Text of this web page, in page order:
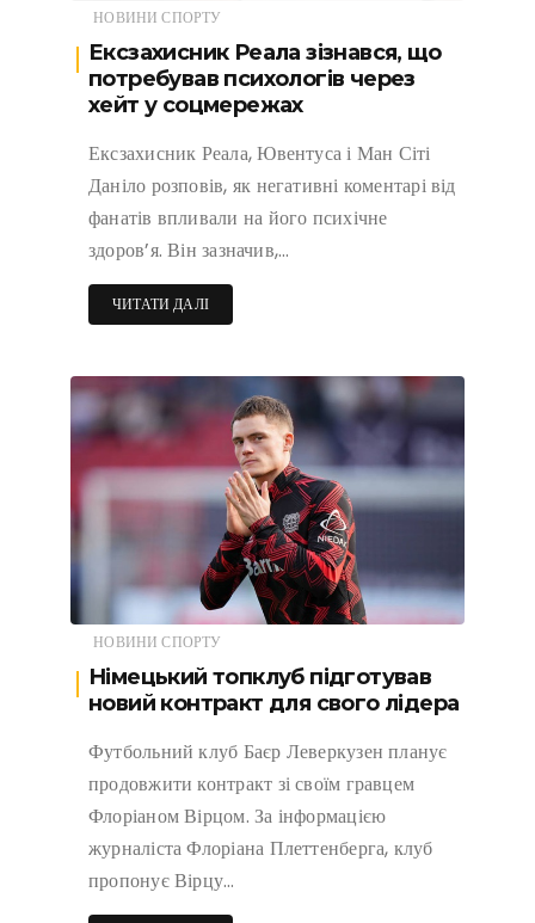
НОВИНИ СПОРТУ
Ексзахисник Реала зізнався, що
потребував психологів через
хейт у соцмережах
Ексзахисник Реала, Ювентуса і Ман Сіті
Даніло розповів, як негативні коментарі від
фанатів впливали на його психічне
здоров’я. Він зазначив,…
ЧИТАТИ ДАЛІ
НОВИНИ СПОРТУ
Німецький топклуб підготував
новий контракт для свого лідера
Футбольний клуб Баєр Леверкузен планує
продовжити контракт зі своїм гравцем
Флоріаном Вірцом. За інформацією
журналіста Флоріана Плеттенберга, клуб
пропонує Вірцу…